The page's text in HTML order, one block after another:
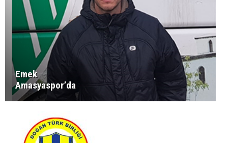
Emek
Amasyaspor’da